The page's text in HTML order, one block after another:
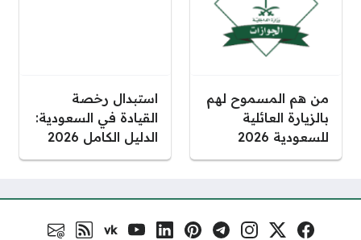
من هم المسموح لهم
بالزيارة العائلية
للسعودية 2026
استبدال رخصة
القيادة في السعودية:
الدليل الكامل 2026
فيسبوكمنصة إكس
إنستغرامتلغرامبنترستلينكد إنيوتيوب
vk
VK.com
رابط RSS البريد